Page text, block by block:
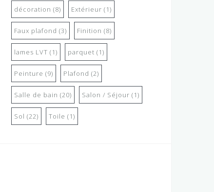
décoration (8) Extérieur (1)
Faux plafond (3) Finition (8)
lames LVT (1) parquet (1)
Peinture (9) Plafond (2)
Salle de bain (20) Salon / Séjour (1)
Sol (22) Toile (1)